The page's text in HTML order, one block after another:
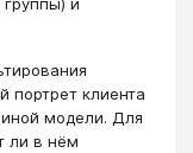
портрет клиента
модели. Для
ли в нём